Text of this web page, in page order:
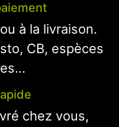
à la livraison.
CB, espèces
chez vous,